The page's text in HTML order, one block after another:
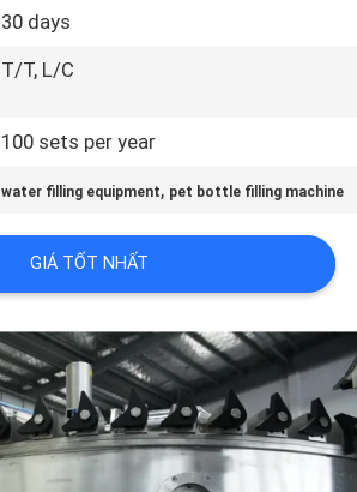
30 days
T/T, L/C
100 sets per year
water filling equipment, pet bottle filling machine
GIÁ TỐT NHẤT